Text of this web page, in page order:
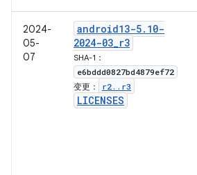
2024-
05-
07
android13-5. 10-
2024-03_r3
SHA-1：
e6bddd0827bd4879ef72
变更： r2. . r3
LICENSES